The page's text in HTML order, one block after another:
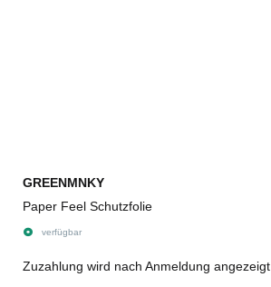
GREENMNKY
Paper Feel Schutzfolie
verfügbar
Zuzahlung wird nach Anmeldung angezeigt